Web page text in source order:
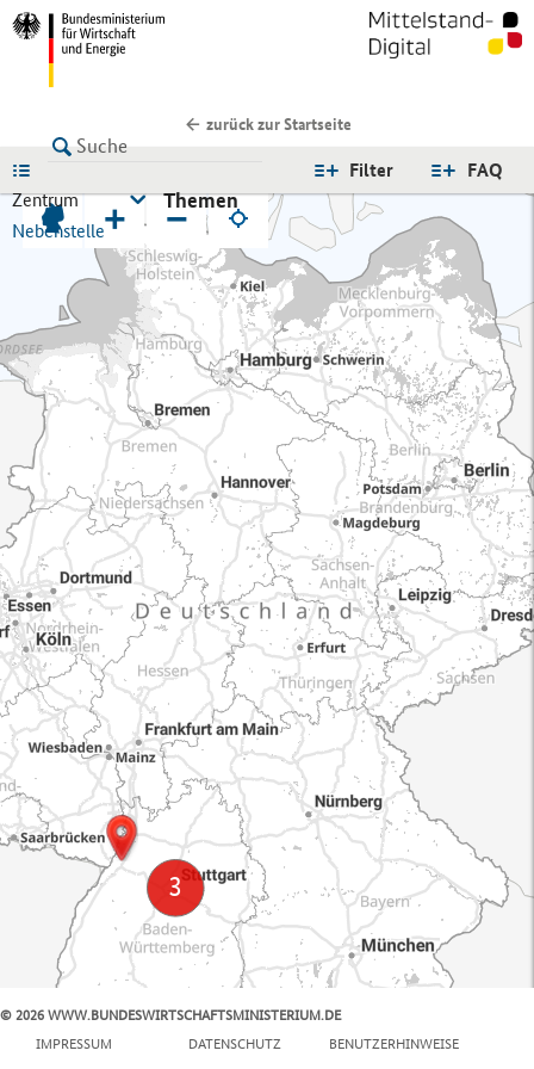
zurück zur Startseite
FAQ
Filter
Zentrum
Nebenstelle
Themen
+ −
© 2026 WWW.BUNDESWIRTSCHAFTSMINISTERIUM.DE
IMPRESSUM
DATENSCHUTZ BENUTZERHINWEISE